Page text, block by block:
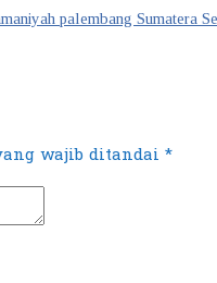
palembang Sumatera
wajib ditandai *